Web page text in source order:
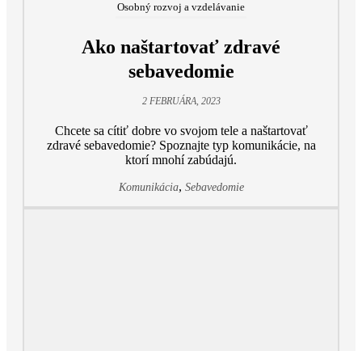
Osobný rozvoj a vzdelávanie
Ako naštartovať zdravé
sebavedomie
2 FEBRUÁRA, 2023
Chcete sa cítiť dobre vo svojom tele a naštartovať
zdravé sebavedomie? Spoznajte typ komunikácie, na
ktorí mnohí zabúdajú.
Komunikácia, Sebavedomie